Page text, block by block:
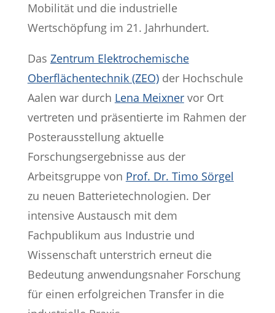
Mobilität und die industrielle
Wertschöpfung im 21. Jahrhundert.
Das Zentrum Elektrochemische
Oberflächentechnik (ZEO)der Hochschule
Aalen war durch Lena Meixnervor Ort
vertreten und präsentierte im Rahmen der
Posterausstellung aktuelle
Forschungsergebnisse aus der
Arbeitsgruppe von Prof. Dr. Timo Sörgel
zu neuen Batterietechnologien. Der
intensive Austausch mit dem
Fachpublikum aus Industrie und
Wissenschaft unterstrich erneut die
Bedeutung anwendungsnaher Forschung
für einen erfolgreichen Transfer in die